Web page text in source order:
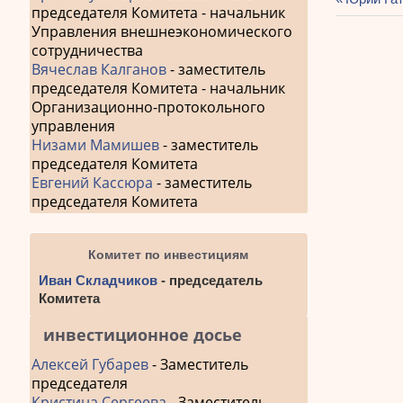
запись:
председателя Комитета - начальник
Управления внешнеэкономического
сотрудничества
Вячеслав Калганов- заместитель
председателя Комитета - начальник
Организационно-протокольного
управления
Низами Мамишев- заместитель
председателя Комитета
Евгений Кассюра - заместитель
председателя Комитета
Комитет по инвестициям
Иван Складчиков - председатель
Комитета
инвестиционное досье
Алексей Губарев- Заместитель
председателя